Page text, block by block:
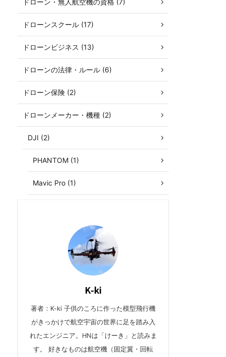
ドローン・無人航空機の資格 (7)
ドローンスクール (17)
ドローンビジネス (13)
ドローンの法律・ルール (6)
ドローン保険 (2)
ドローンメーカー・機種 (2)
DJI (2)
PHANTOM (1)
Mavic Pro (1)
K-ki
著者：K-ki 子供のころに作った模型飛行機
がきっかけで航空宇宙の世界に足を踏み入
れたエンジニア。HNは「けーき」と読みま
す。 好きなものは航空機（固定翼・回転